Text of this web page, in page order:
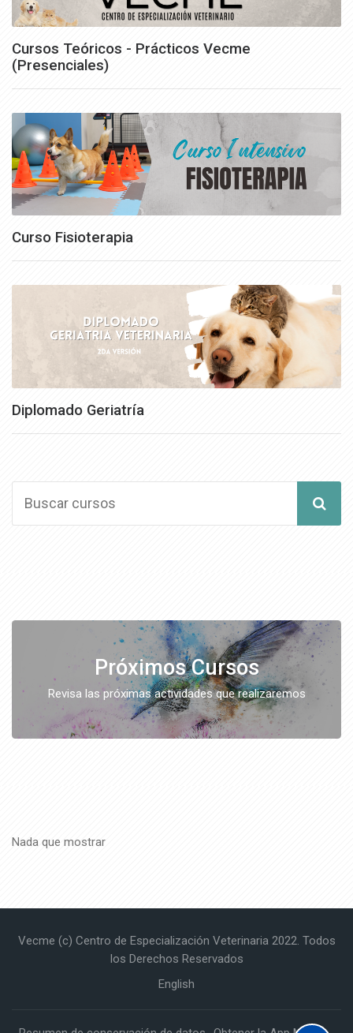
Cursos Teóricos - Prácticos Vecme
(Presenciales)
Curso Fisioterapia
Diplomado Geriatría
Próximos Cursos
Revisa las próximas actividades que realizaremos
Nada que mostrar
Vecme (c) Centro de Especialización Veterinaria 2022. Todos
los Derechos Reservados
English